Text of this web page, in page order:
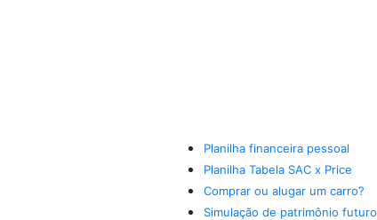
Planilha financeira pessoal
Planilha Tabela SAC x Price
Comprar ou alugar um carro?
Simulação de patrimônio futuro